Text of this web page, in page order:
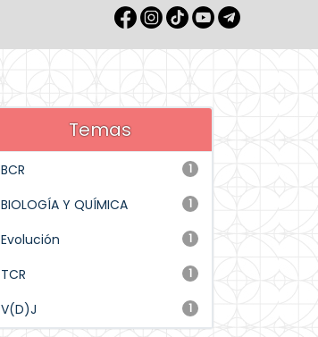
Temas
1
BCR
1
BIOLOGÍA Y QUÍMICA
1
Evolución
1
TCR
1
V(D)J